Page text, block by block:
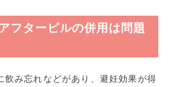
フターピルの併用は問題
飲み忘れなどがあり、避妊効果が得